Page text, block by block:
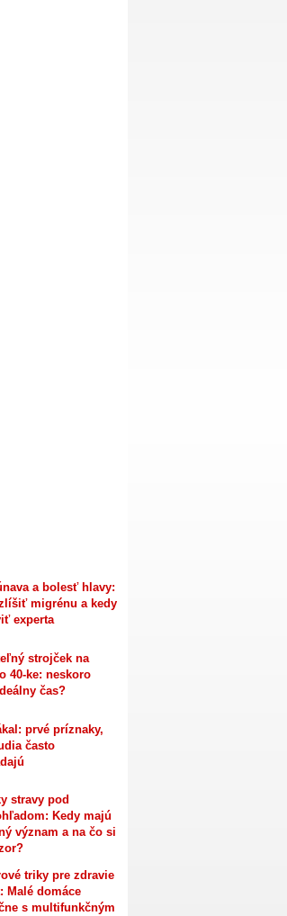
a bolesť hlavy:
migrénu a kedy
experta
strojček na
40-ke: neskoro
čas?
prvé príznaky,
často
stravy pod
Kedy majú
význam a na čo si
triky pre zdravie
Malé domáce
s multifunkčným